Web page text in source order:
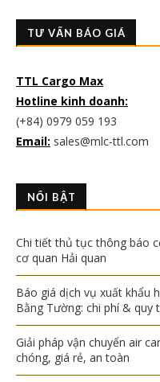
TƯ VẤN BÁO GIÁ
TTL Cargo Max
Hotline kinh doanh:
(+84) 0979 059 193
Email: sales@mlc-ttl.com
NỔI BẬT
Chi tiết thủ tục thông báo
cơ quan Hải quan
Báo giá dịch vụ xuất khẩu
Bằng Tường: chi phí & quy
Giải pháp vận chuyển air
chóng, giá rẻ, an toàn